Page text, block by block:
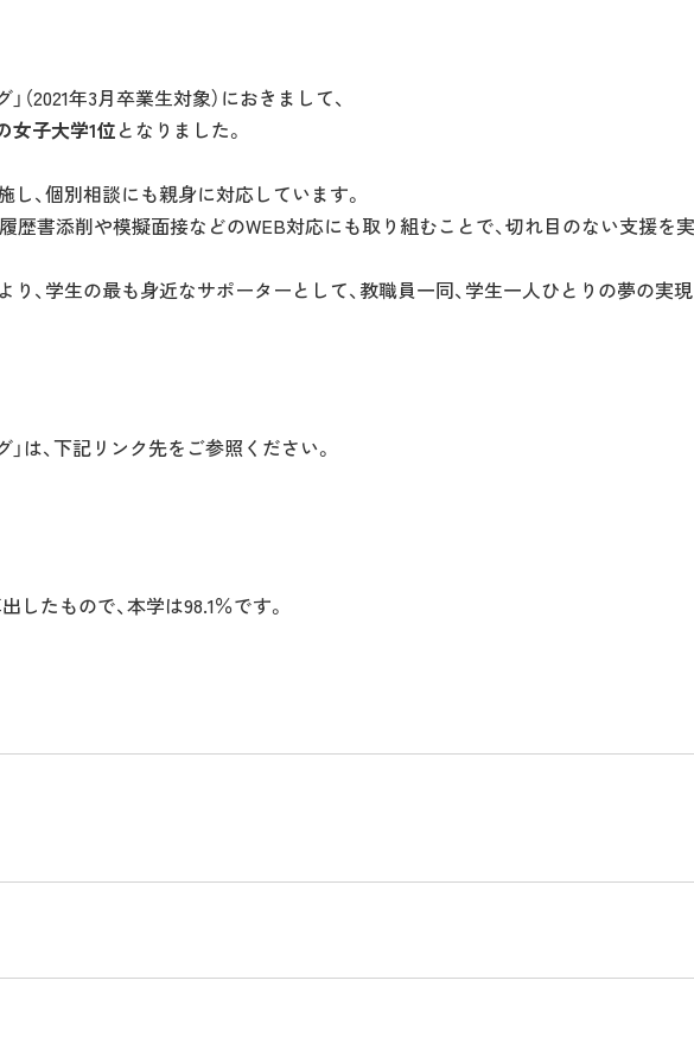
（2021年3月卒業生対象）におきまして、
女子大学1位となりました。
、個別相談にも親身に対応しています。
歴書添削や模擬面接などのWEB対応にも取り組むことで、切れ目のない支援を
、学生の最も身近なサポーターとして、教職員一同、学生一人ひとりの夢の実
は、下記リンク先をご参照ください。
したもので、本学は98.1％です。